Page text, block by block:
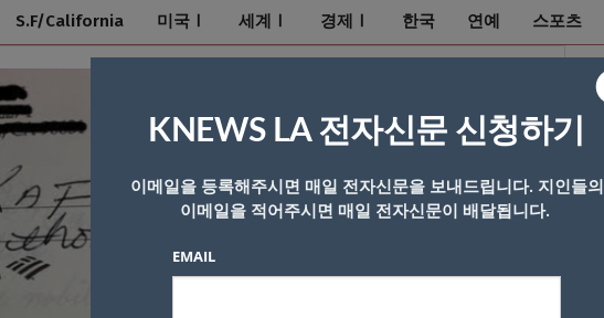
S.F/California 미국Ⅰ 세계Ⅰ 경제Ⅰ 한국 연예 스포츠
KNEWS LA 전자신문 신청하기
이메일을 등록해주시면 매일 전자신문을 보내드립니다. 지인들의
이메일을 적어주시면 매일 전자신문이 배달됩니다.
EMAIL